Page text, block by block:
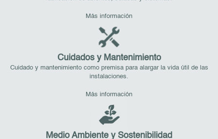
Más información
Cuidados y Mantenimiento
Cuidado y mantenimiento como premisa para alargar la vida útil de las
instalaciones.
Más información
Medio Ambiente y Sostenibilidad